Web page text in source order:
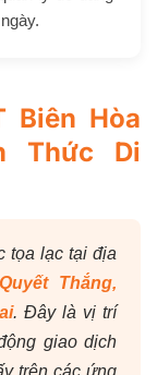
Biên Hòa
Thức Di
tọa lạc tại địa
Thắng,
. Đây là vị trí
giao dịch
trên các ứng